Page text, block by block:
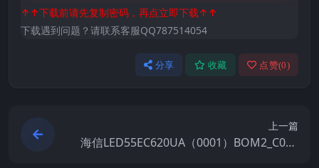
↑↑下载前请先复制密码，再点立即下载↑↑
下载遇到问题？请联系客服QQ787514054
分享 收藏 点赞(0)
上一篇
海信LED55EC620UA（0001）BOM2_C002